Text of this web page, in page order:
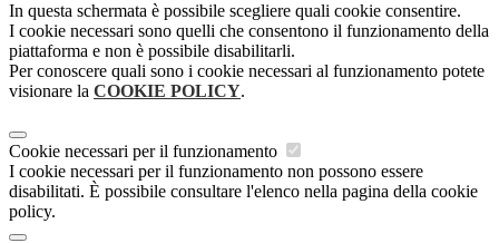
In questa schermata è possibile scegliere quali cookie consentire.
I cookie necessari sono quelli che consentono il funzionamento della
piattaforma e non è possibile disabilitarli.
Per conoscere quali sono i cookie necessari al funzionamento potete
visionare la COOKIE POLICY.
Cookie necessari per il funzionamento
I cookie necessari per il funzionamento non possono essere
disabilitati. È possibile consultare l'elenco nella pagina della cookie
policy.